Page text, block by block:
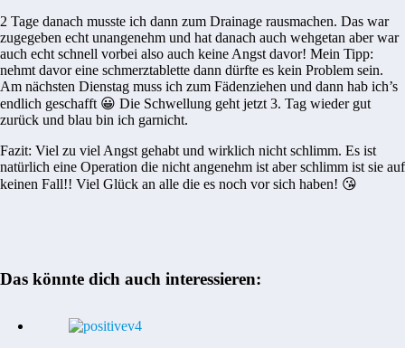
2 Tage danach musste ich dann zum Drainage rausmachen. Das war
zugegeben echt unangenehm und hat danach auch wehgetan aber war
auch echt schnell vorbei also auch keine Angst davor! Mein Tipp:
nehmt davor eine schmerztablette dann dürfte es kein Problem sein.
Am nächsten Dienstag muss ich zum Fädenziehen und dann hab ich’s
endlich geschafft 😀 Die Schwellung geht jetzt 3. Tag wieder gut
zurück und blau bin ich garnicht.
Fazit: Viel zu viel Angst gehabt und wirklich nicht schlimm. Es ist
natürlich eine Operation die nicht angenehm ist aber schlimm ist sie auf
keinen Fall!! Viel Glück an alle die es noch vor sich haben! 😘
Das könnte dich auch interessieren: